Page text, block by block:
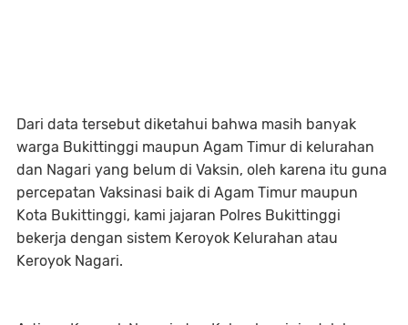
Dari data tersebut diketahui bahwa masih banyak
warga Bukittinggi maupun Agam Timur di kelurahan
dan Nagari yang belum di Vaksin, oleh karena itu guna
percepatan Vaksinasi baik di Agam Timur maupun
Kota Bukittinggi, kami jajaran Polres Bukittinggi
bekerja dengan sistem Keroyok Kelurahan atau
Keroyok Nagari.